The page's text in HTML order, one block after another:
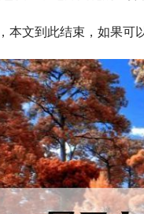
本文到此结束，如果可